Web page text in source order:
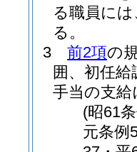
る職員には
る。
3
前2項の
囲、初任
手当の支
(昭61
元条例